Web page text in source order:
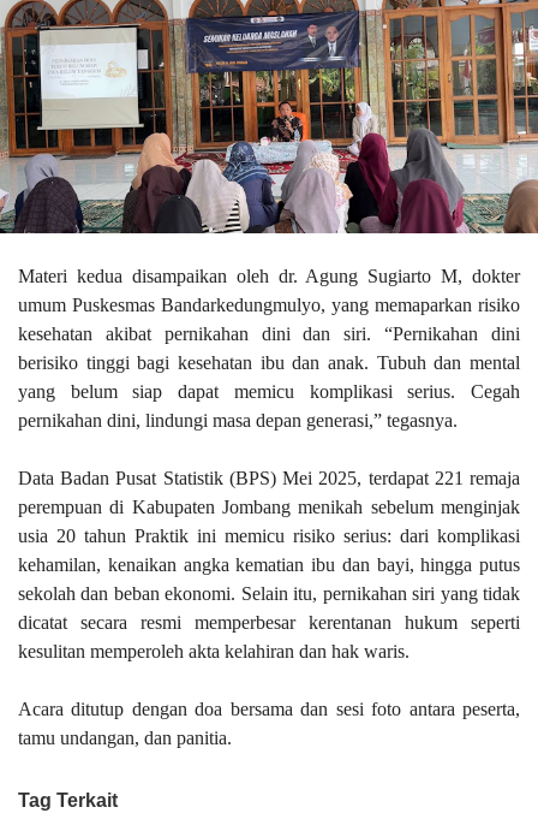
Materi kedua disampaikan oleh dr. Agung Sugiarto M, dokter
umum Puskesmas Bandarkedungmulyo, yang memaparkan risiko
kesehatan akibat pernikahan dini dan siri. “Pernikahan dini
berisiko tinggi bagi kesehatan ibu dan anak. Tubuh dan mental
yang belum siap dapat memicu komplikasi serius. Cegah
pernikahan dini, lindungi masa depan generasi,” tegasnya.
Data Badan Pusat Statistik (BPS) Mei 2025, terdapat 221 remaja
perempuan di Kabupaten Jombang menikah sebelum menginjak
usia 20 tahun Praktik ini memicu risiko serius: dari komplikasi
kehamilan, kenaikan angka kematian ibu dan bayi, hingga putus
sekolah dan beban ekonomi. Selain itu, pernikahan siri yang tidak
dicatat secara resmi memperbesar kerentanan hukum seperti
kesulitan memperoleh akta kelahiran dan hak waris.
Acara ditutup dengan doa bersama dan sesi foto antara peserta,
tamu undangan, dan panitia.
Tag Terkait